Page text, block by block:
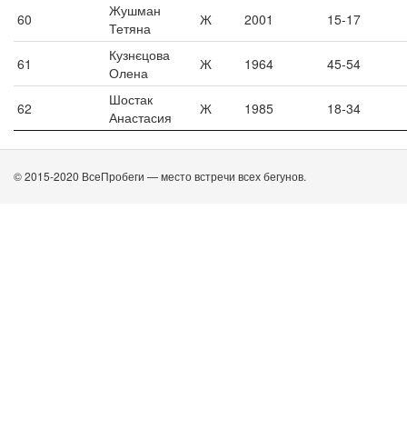
60
Жушман
Тетяна
Ж 2001 15-17
61
Кузнєцова
Олена
Ж 1964 45-54
62
Шостак
Анастасия
Ж 1985 18-34
© 2015-2020 ВсеПробеги — место встречи всех бегунов.